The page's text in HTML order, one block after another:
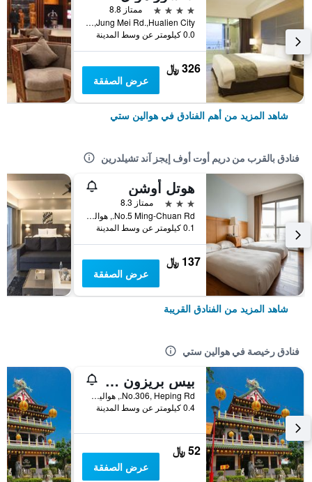
4 نجوم
ممتاز 8.8
No.142,Jung Mei Rd.,Hualien City, هوالين ستي, تايوان
0.0 كيلومتر عن وسط المدينة
326 ﷼
عرض الصفقة
شاهد المزيد من أهم الفنادق في هوالين ستي
فنادق بالقرب من دريم أوت أوف إيجز آند تشيلدرين
هوتل أوشن
3 نجوم
ممتاز 8.3
No.5 Ming-Chuan Rd., هوالين ستي, تايوان
0.1 كيلومتر عن وسط المدينة
137 ﷼
عرض الصفقة
شاهد المزيد من الفنادق القريبة
فنادق رخيصة في هوالين ستي
بيس بريزون كافيه إن
No.306, Heping Rd., هوالين ستي, تايوان
0.4 كيلومتر عن وسط المدينة
52 ﷼
عرض الصفقة